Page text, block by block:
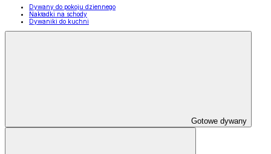
Dywany do pokoju dziennego
Nakładki na schody
Dywaniki do kuchni
Gotowe dywany